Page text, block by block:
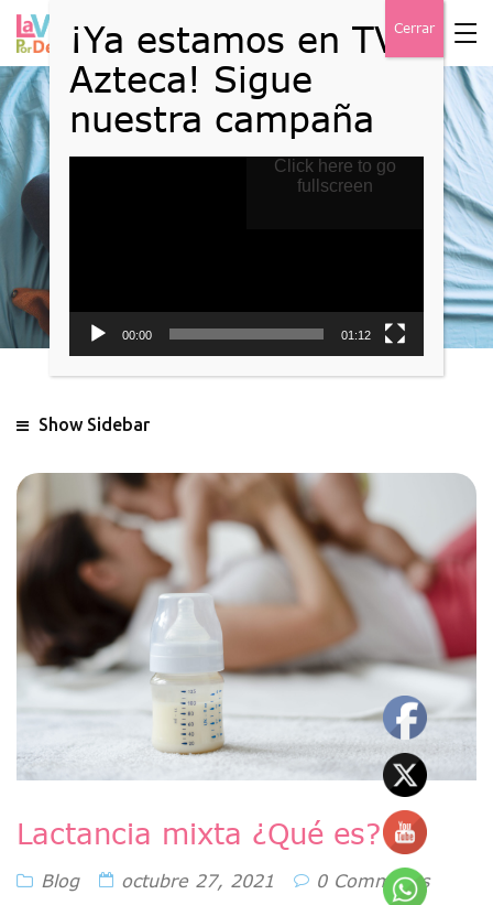
Show Sidebar
Lactancia mixta ¿Qué es?
Blog octubre 27, 2021 0 Comments
00:00 01:12
Click here to go
fullscreen